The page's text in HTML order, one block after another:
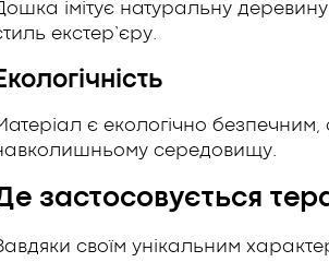
імітує натуральну
екстер’єру.
є екологічно безпечним,
середовищу.
застосовується
своїм унікальним